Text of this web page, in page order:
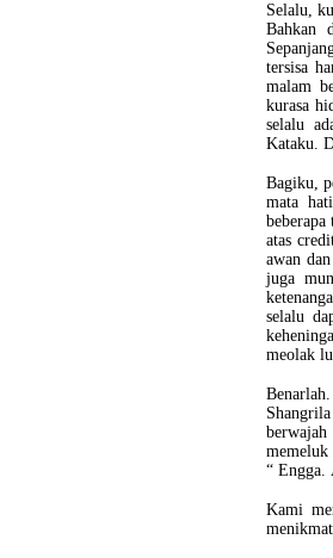
Selalu,
Bahkan
tersisa
malam
kurasa
selalu
Kataku.
Bagiku,
mata
atas
awan
juga
selalu
meolak
memeluk
“ Engga.
Kami